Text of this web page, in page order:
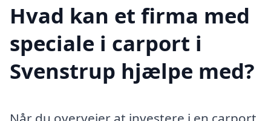
Hvad kan et firma med
speciale i carport i
Svenstrup hjælpe med?